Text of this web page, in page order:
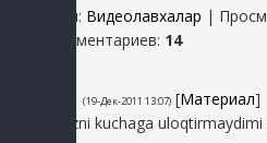
Категория: Видеолавхалар |
Всего комментариев: 14
(19-Дек-2011 13:07) [Материал]
Manavi qizni kuchaga